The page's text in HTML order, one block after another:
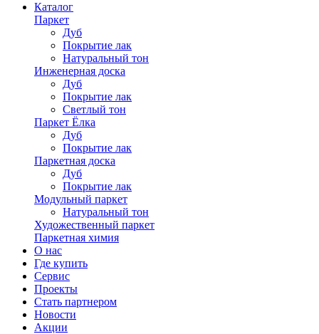
Каталог
Паркет
Дуб
Покрытие лак
Натуральный тон
Инженерная доска
Дуб
Покрытие лак
Светлый тон
Паркет Ёлка
Дуб
Покрытие лак
Паркетная доска
Дуб
Покрытие лак
Модульный паркет
Натуральный тон
Художественный паркет
Паркетная химия
О нас
Где купить
Сервис
Проекты
Стать партнером
Новости
Акции